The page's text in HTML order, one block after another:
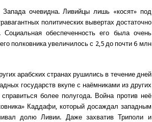
Запада очевидна. Ливийцы лишь «косят» под
политических вывертах достаточно
Социальная обеспеченность его была очень
полковника увеличилось с 2,5 до почти 6 млн
арабских странах рушились в течение дней
государств вкупе с наёмниками из других
более полугода. Война против неё
Каддафи, который досаждал западным
долю Ливии. Даже захватив Триполи и